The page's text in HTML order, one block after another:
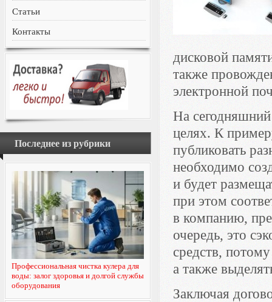
Статьи
Контакты
Последнее из рубрики
Профессиональная чистка кулера для
воды: залог здоровья и долгой службы
оборудования
дисковой
также
электронной
На
целях. К
публиковать
необходимо
и будет
при этом
в компанию,
очередь, это
средств,
а также
Заключая